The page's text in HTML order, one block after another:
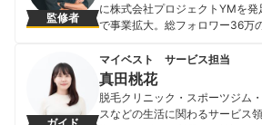
監修者
に株式会社プロジェクトYMを発
で事業拡大。総フォロワー36万
のクライアントを担当し数多く
しクライアントをボディメイク成
渡邉憲治のプロフィール
マイベスト サービス担当
真田桃花
脱毛クリニック・スポーツジム
スなどの生活に関わるサービス